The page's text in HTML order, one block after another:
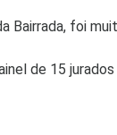
Bairrada, foi
de 15